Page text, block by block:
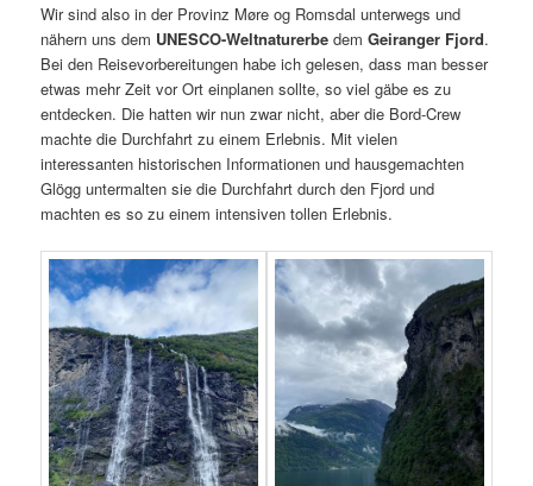
Wir sind also in der Provinz Møre og Romsdal unterwegs und
nähern uns dem UNESCO-Weltnaturerbe demGeiranger Fjord.
Bei den Reisevorbereitungen habe ich gelesen, dass man besser
etwas mehr Zeit vor Ort einplanen sollte, so viel gäbe es zu
entdecken. Die hatten wir nun zwar nicht, aber die Bord-Crew
machte die Durchfahrt zu einem Erlebnis. Mit vielen
interessanten historischen Informationen und hausgemachten
Glögg untermalten sie die Durchfahrt durch den Fjord und
machten es so zu einem intensiven tollen Erlebnis.